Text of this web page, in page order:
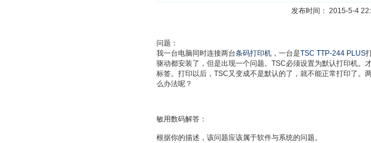
发布时间： 2015-5-4
问题：
我一台电脑同时连接两台条码打印机，一台是TSC TTP-244 PLUS
驱动都安装了，但是出现一个问题。TSC必须设置为默认打印机。
标签。打印以后，TSC又变成不是默认的了，就不能正常打印了。
么办法呢？
敏用数码解答：
根据你的描述，该问题应该属于软件与系统的问题。